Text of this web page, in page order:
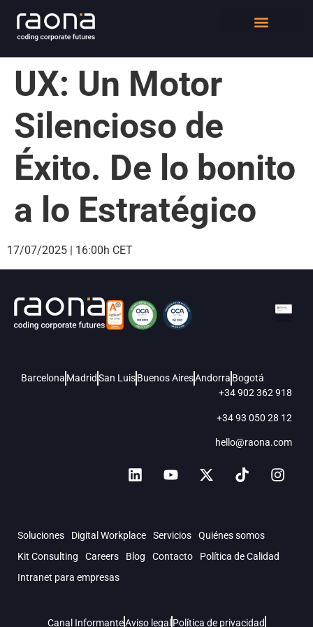
UX: Un Motor
Silencioso de
Éxito. De lo bonito
a lo Estratégico
17/07/2025 | 16:00h CET
Barcelona MadridSan LuisBuenos AiresAndorra Bogotá
+34 902 362 918
+34 93 050 28 12
hello@raona.com
Soluciones Digital Workplace Servicios
Quiénes somos
Kit Consulting
Careers Blog Contacto
Política de Calidad
Intranet para empresas
Canal InformanteAviso legal Política de privacidad